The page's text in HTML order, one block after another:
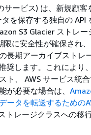
ービス) は、新規顧客
を保存する独自の API
S3 Glacier ストレー
に安全性が確保され
長期アーカイブストレ
奨します。これにより
ト、 AWS サービス統
が必要な場合は、
ータを転送するための
トレージクラスへの移